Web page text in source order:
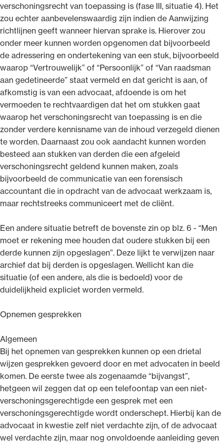
verschoningsrecht van toepassing is (fase III, situatie 4). Het
zou echter aanbevelenswaardig zijn indien de Aanwijzing
richtlijnen geeft wanneer hiervan sprake is. Hierover zou
onder meer kunnen worden opgenomen dat bijvoorbeeld
de adressering en ondertekening van een stuk, bijvoorbeeld
waarop “Vertrouwelijk” of “Persoonlijk” of “Van raadsman
aan gedetineerde” staat vermeld en dat gericht is aan, of
afkomstig is van een advocaat, afdoende is om het
vermoeden te rechtvaardigen dat het om stukken gaat
waarop het verschoningsrecht van toepassing is en die
zonder verdere kennisname van de inhoud verzegeld dienen
te worden. Daarnaast zou ook aandacht kunnen worden
besteed aan stukken van derden die een afgeleid
verschoningsrecht geldend kunnen maken, zoals
bijvoorbeeld de communicatie van een forensisch
accountant die in opdracht van de advocaat werkzaam is,
maar rechtstreeks communiceert met de cliënt.
Een andere situatie betreft de bovenste zin op blz. 6 - “Men
moet er rekening mee houden dat oudere stukken bij een
derde kunnen zijn opgeslagen”. Deze lijkt te verwijzen naar
archief dat bij derden is opgeslagen. Wellicht kan die
situatie (of een andere, als die is bedoeld) voor de
duidelijkheid expliciet worden vermeld.
Opnemen gesprekken
Algemeen
Bij het opnemen van gesprekken kunnen op een drietal
wijzen gesprekken gevoerd door en met advocaten in beeld
komen. De eerste twee als zogenaamde “bijvangst”,
hetgeen wil zeggen dat op een telefoontap van een niet-
verschoningsgerechtigde een gesprek met een
verschoningsgerechtigde wordt onderschept. Hierbij kan de
advocaat in kwestie zelf niet verdachte zijn, of de advocaat
wel verdachte zijn, maar nog onvoldoende aanleiding geven